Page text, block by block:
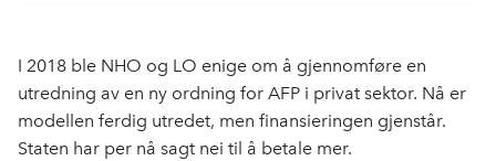
e
b
k
e
o
s
t
I 2018 ble NHO og LO enige om å gjennomføre en
utredning av en ny ordning for AFP i privat sektor. Nå er
modellen ferdig utredet, men finansieringen gjenstår.
Staten har per nå sagt nei til å betale mer.